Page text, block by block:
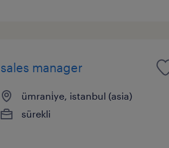
sales manager
ümrani̇ye, istanbul (asia)
sürekli